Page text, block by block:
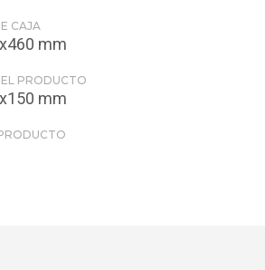
CAJA
mm
PRODUCTO
mm